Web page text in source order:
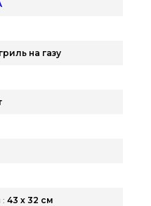
по номеру
привезем
на газу
43 х 32 см